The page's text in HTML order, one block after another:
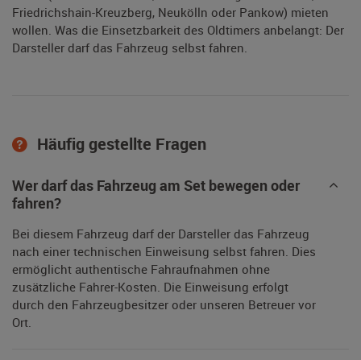
Friedrichshain-Kreuzberg, Neukölln oder Pankow) mieten
wollen. Was die Einsetzbarkeit des Oldtimers anbelangt: Der
Darsteller darf das Fahrzeug selbst fahren.
Häufig gestellte Fragen
Wer darf das Fahrzeug am Set bewegen oder
fahren?
Bei diesem Fahrzeug darf der Darsteller das Fahrzeug
nach einer technischen Einweisung selbst fahren. Dies
ermöglicht authentische Fahraufnahmen ohne
zusätzliche Fahrer-Kosten. Die Einweisung erfolgt
durch den Fahrzeugbesitzer oder unseren Betreuer vor
Ort.